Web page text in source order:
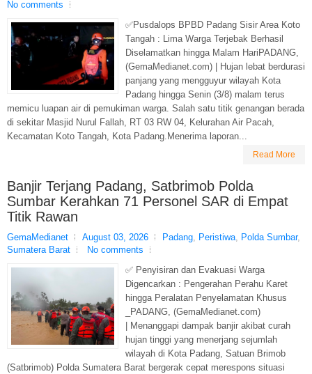
No comments
✅Pusdalops BPBD Padang Sisir Area Koto
Tangah : Lima Warga Terjebak Berhasil
Diselamatkan hingga Malam HariPADANG,
(GemaMedianet.com) | Hujan lebat berdurasi
panjang yang mengguyur wilayah Kota
Padang hingga Senin (3/8) malam terus
memicu luapan air di pemukiman warga. Salah satu titik genangan berada
di sekitar Masjid Nurul Fallah, RT 03 RW 04, Kelurahan Air Pacah,
Kecamatan Koto Tangah, Kota Padang.Menerima laporan...
Read More
Banjir Terjang Padang, Satbrimob Polda
Sumbar Kerahkan 71 Personel SAR di Empat
Titik Rawan
GemaMedianet August 03, 2026 Padang, Peristiwa, Polda Sumbar,
Sumatera Barat
No comments
✅ Penyisiran dan Evakuasi Warga
Digencarkan : Pengerahan Perahu Karet
hingga Peralatan Penyelamatan Khusus
_PADANG, (GemaMedianet.com)
| Menanggapi dampak banjir akibat curah
hujan tinggi yang menerjang sejumlah
wilayah di Kota Padang, Satuan Brimob
(Satbrimob) Polda Sumatera Barat bergerak cepat merespons situasi